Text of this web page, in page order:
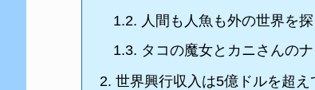
1.2. 人間も人魚も外の世界を
1.3. タコの魔女とカニさんの
2. 世界興行収入は5億ドルを超え